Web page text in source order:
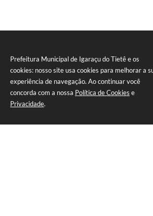
Prefeitura Municipal de Igaraçu do Tietê e os
cookies: nosso site usa cookies para melhorar a
experiência de navegação. Ao continuar você
concorda com a nossa Política de Cookies e
Privacidade.